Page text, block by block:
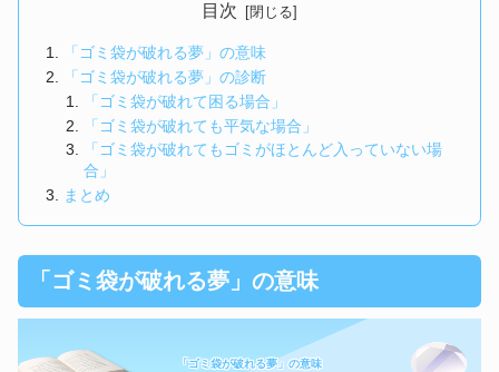
目次
「ゴミ袋が破れる夢」の意味
「ゴミ袋が破れる夢」の診断
「ゴミ袋が破れて困る場合」
「ゴミ袋が破れても平気な場合」
「ゴミ袋が破れてもゴミがほとんど入っていない場
合」
まとめ
「ゴミ袋が破れる夢」の意味
「ゴミ袋が破れる夢」の意味